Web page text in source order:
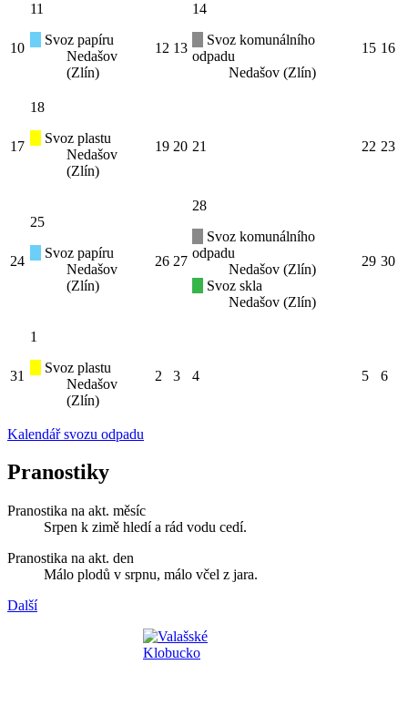
10
11
Svoz papíru
Nedašov
(Zlín)
12 13
14
Svoz komunálního
odpadu
Nedašov (Zlín)
15 16
17
18
Svoz plastu
Nedašov
(Zlín)
19 20 21 22 23
24
25
Svoz papíru
Nedašov
(Zlín)
26 27
28
Svoz komunálního
odpadu
Nedašov (Zlín)
Svoz skla
Nedašov (Zlín)
29 30
31
1
Svoz plastu
Nedašov
(Zlín)
2 3 4 5 6
Kalendář svozu odpadu
Pranostiky
Pranostika na akt. měsíc
Srpen k zimě hledí a rád vodu cedí.
Pranostika na akt. den
Málo plodů v srpnu, málo včel z jara.
Další